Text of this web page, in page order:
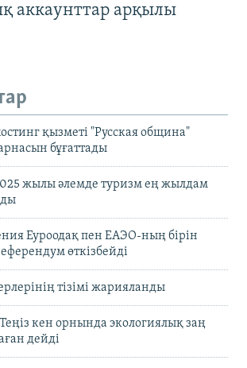
аккаунттар арқылы
қызметі "Русская община"
бұғаттады
жылы әлемде туризм ең жылдам
Еуроодақ пен ЕАЭО-ның бірін
өткізбейді
тізімі жарияланды
кен орнында экологиялық заң
дейді